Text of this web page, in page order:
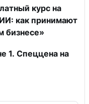
курс на
как принимают
бизнесе»
1. Спеццена на